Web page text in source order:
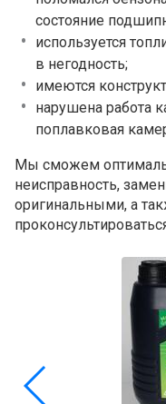
состояние
используется
в негодность;
имеются
нарушена работа
поплавковая
Мы сможем
неисправность,
оригинальными, а